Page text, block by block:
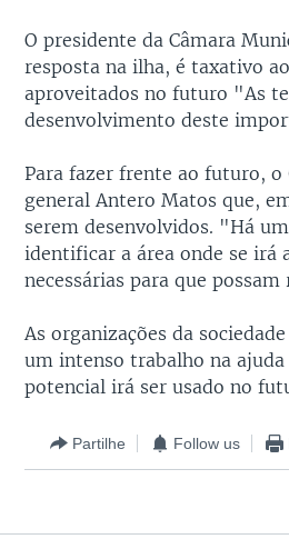
O presidente da Câmara
resposta na ilha, é taxativo
aproveitados no futuro "As
desenvolvimento deste
Para fazer frente ao futuro,
general Antero Matos que,
serem desenvolvidos. "Há
identificar a área onde se irá
necessárias para que
As organizações da
um intenso trabalho na
potencial irá ser usado no
Partilhe Follow us